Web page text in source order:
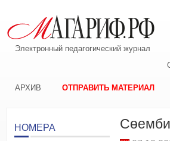
Электронный педагогический журнал
АРХИВ ОТПРАВИТЬ МАТЕРИАЛ
НОМЕРА